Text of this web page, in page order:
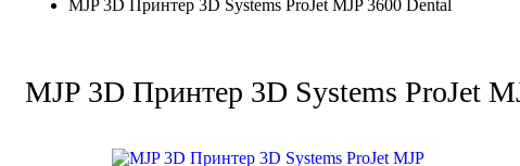
MJP 3D Принтер 3D Systems ProJet MJP 3600 Dental
MJP 3D Принтер 3D Systems ProJet